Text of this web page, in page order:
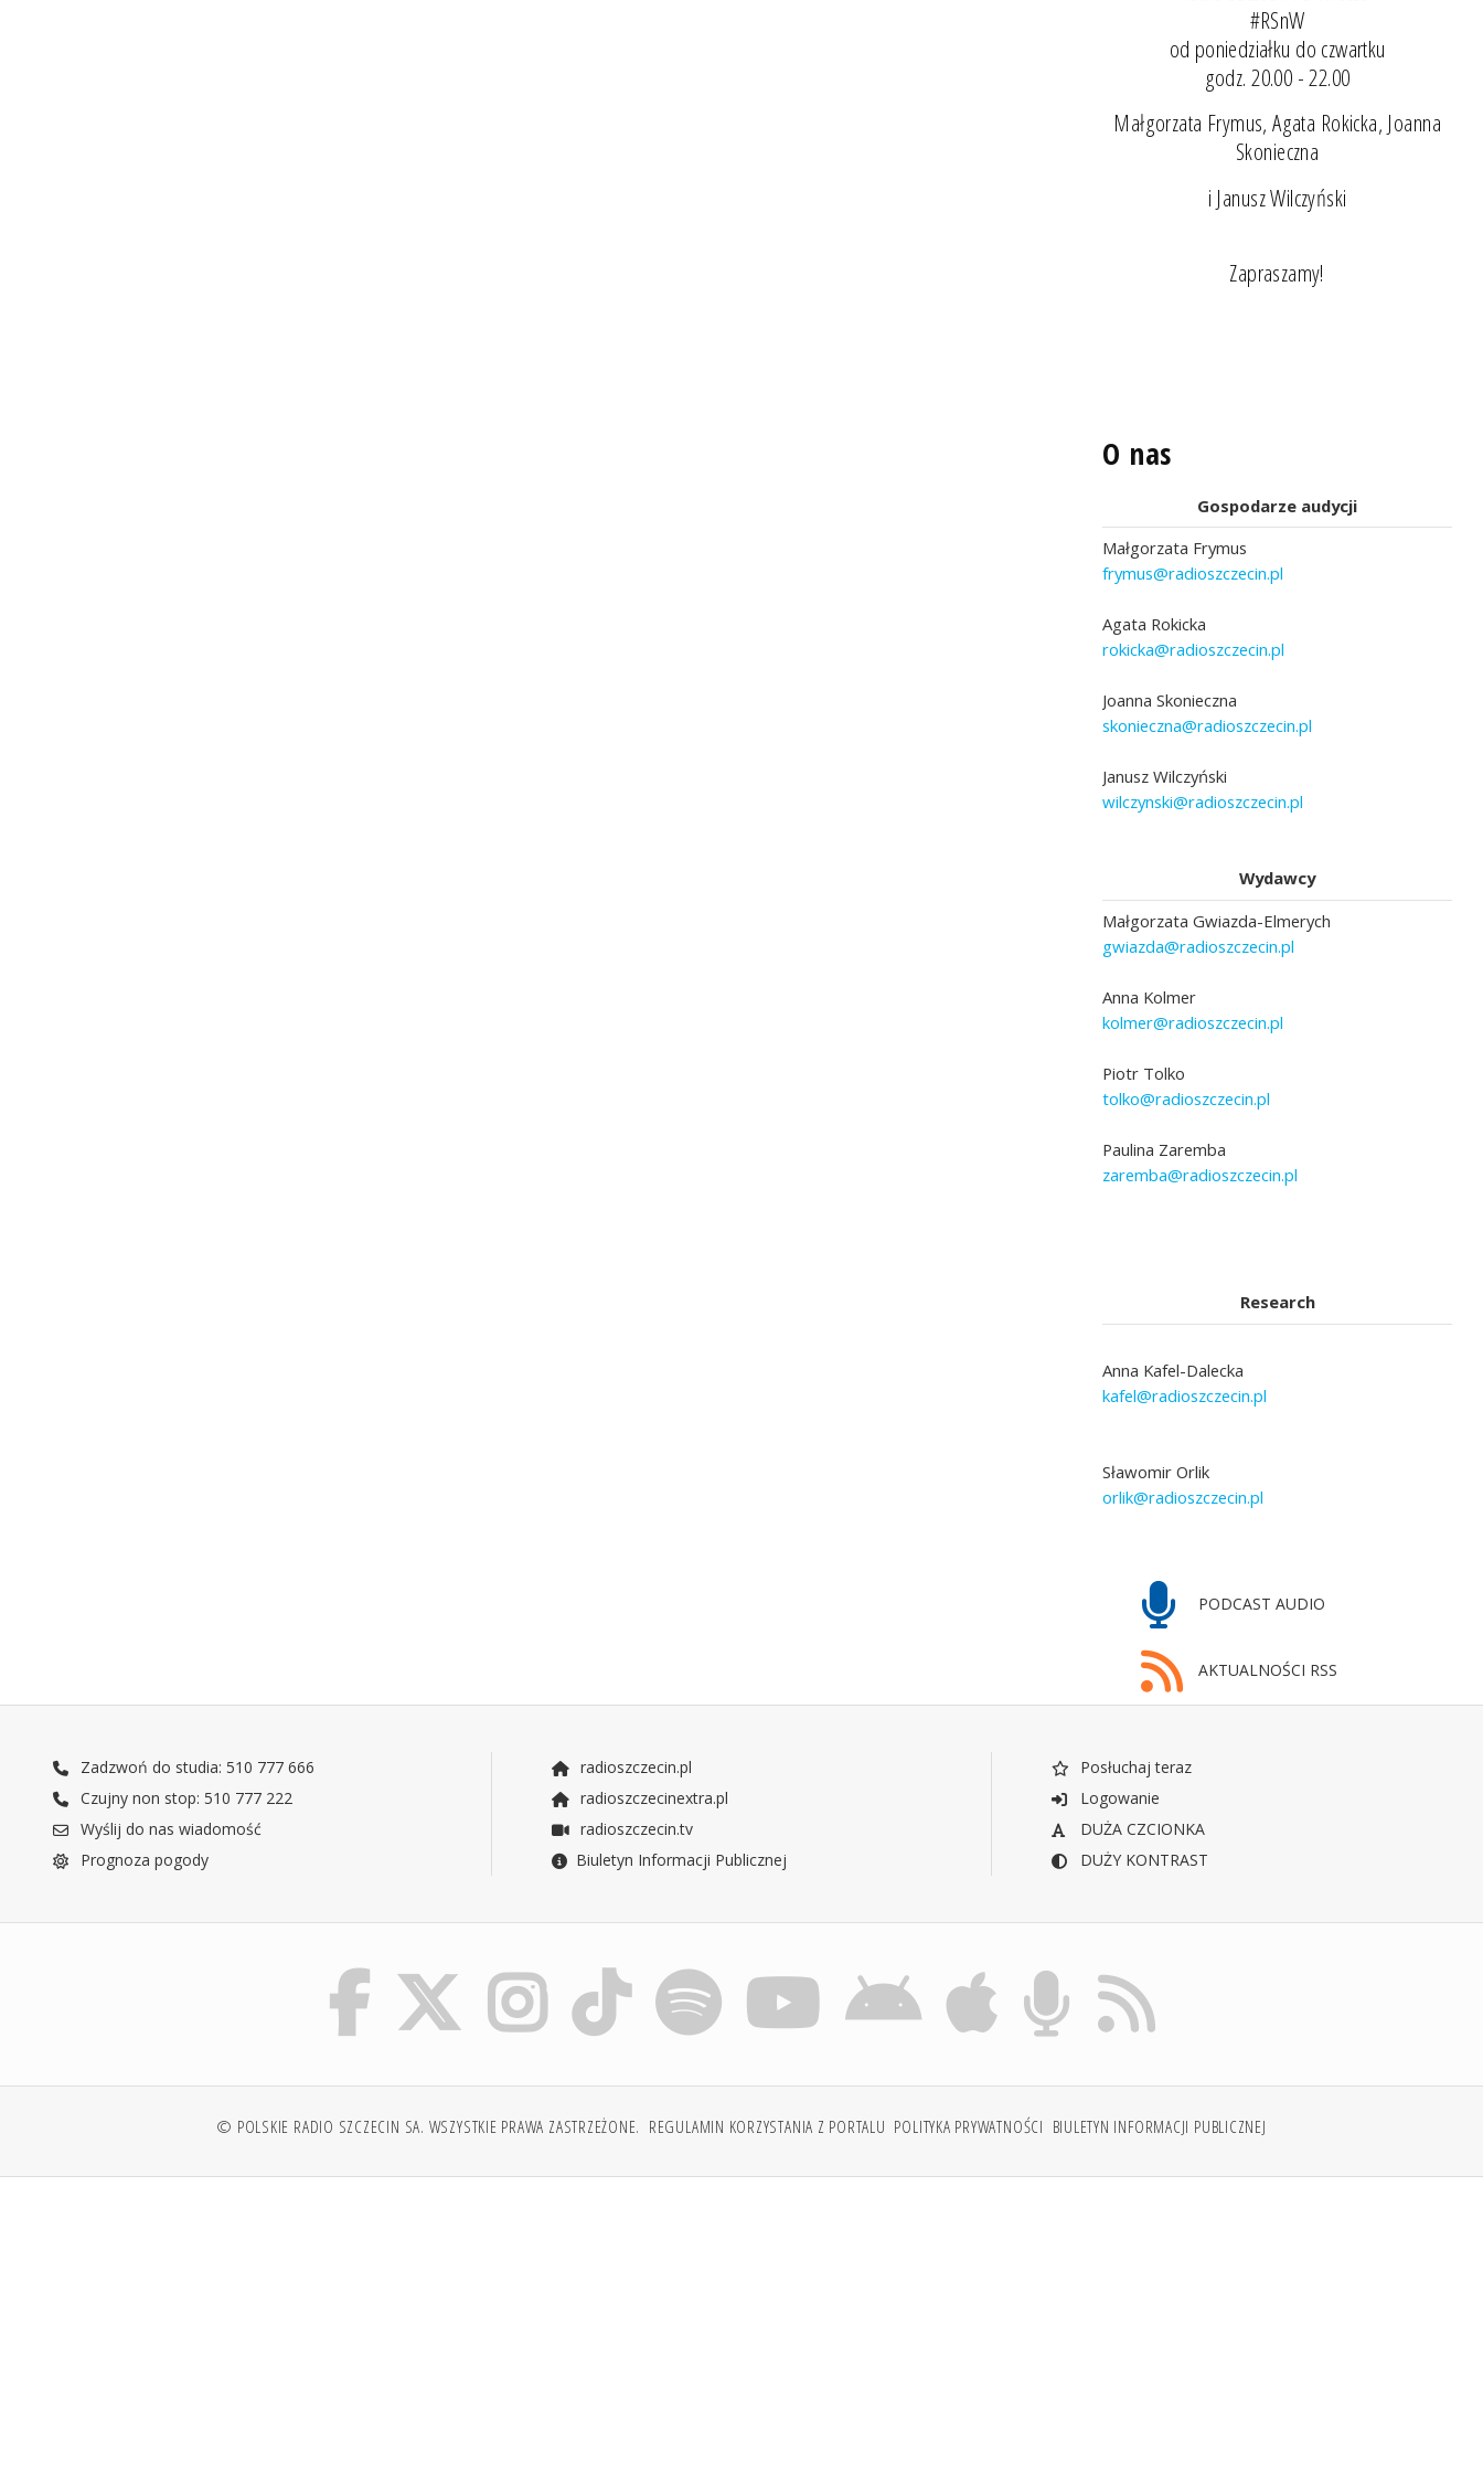
#RSnW
od poniedziałku do czwartku
godz. 20.00 - 22.00
Małgorzata Frymus, Agata Rokicka, Joanna
Skonieczna
i Janusz Wilczyński
Zapraszamy!
O nas
Gospodarze audycji
Małgorzata Frymus
frymus@radioszczecin.pl
Agata Rokicka
rokicka@radioszczecin.pl
Joanna Skonieczna
skonieczna@radioszczecin.pl
Janusz Wilczyński
wilczynski@radioszczecin.pl
Wydawcy
Małgorzata Gwiazda-Elmerych
gwiazda@radioszczecin.pl
Anna Kolmer
kolmer@radioszczecin.pl
Piotr Tolko
tolko@radioszczecin.pl
Paulina Zaremba
zaremba@radioszczecin.pl
Research
Anna Kafel-Dalecka
kafel@radioszczecin.pl
Sławomir Orlik
orlik@radioszczecin.pl
PODCAST AUDIO
AKTUALNOŚCI RSS
Zadzwoń do studia: 510 777 666
Czujny non stop: 510 777 222
Wyślij do nas wiadomość
Prognoza pogody
radioszczecin.pl
radioszczecinextra.pl
radioszczecin.tv
Biuletyn Informacji Publicznej
Posłuchaj teraz
Logowanie
DUŻA CZCIONKA
DUŻY KONTRAST
© POLSKIE RADIO SZCZECIN SA. WSZYSTKIE PRAWA ZASTRZEŻONE. REGULAMIN KORZYSTANIA Z PORTALU POLITYKA PRYWATNOŚCI BIULETYN INFORMACJI PUBLICZNEJ